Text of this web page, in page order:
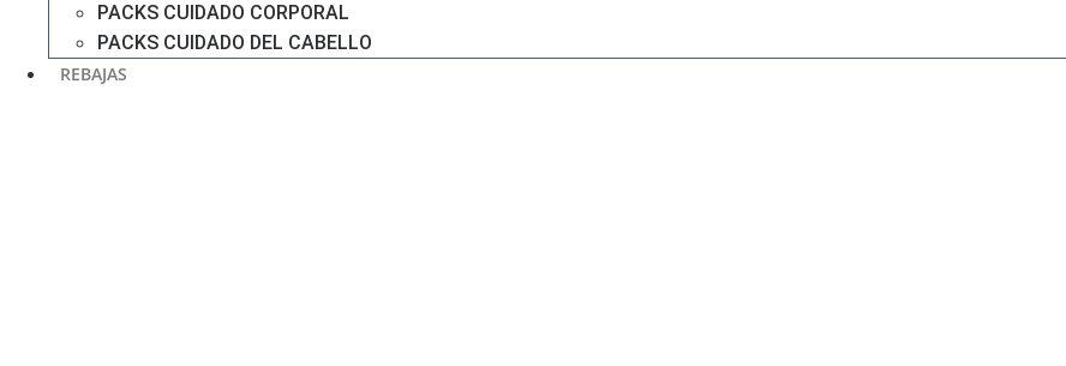
PACKS CUIDADO CORPORAL
PACKS CUIDADO DEL CABELLO
REBAJAS